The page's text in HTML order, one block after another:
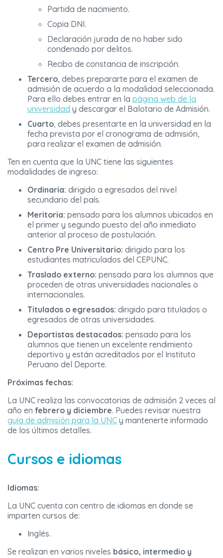
Partida de nacimiento.
Copia DNI.
Declaración jurada de no haber sido
condenado por delitos.
Recibo de constancia de inscripción.
Tercero, debes prepararte para el examen de
admisión de acuerdo a la modalidad seleccionada.
Para ello debes entrar en la página web de la
universidad y descargar el Balotario de Admisión.
Cuarto, debes presentarte en la universidad en la
fecha prevista por el cronograma de admisión,
para realizar el examen de admisión.
Ten en cuenta que la UNC tiene las siguientes
modalidades de ingreso:
Ordinaria: dirigido a egresados del nivel
secundario del país.
Meritoria: pensado para los alumnos ubicados en
el primer y segundo puesto del año inmediato
anterior al proceso de postulación.
Centro Pre Universitario: dirigido para los
estudiantes matriculados del CEPUNC.
Traslado externo: pensado para los alumnos que
proceden de otras universidades nacionales o
internacionales.
Titulados o egresados: dirigido para titulados o
egresados de otras universidades.
Deportistas destacados: pensado para los
alumnos que tienen un excelente rendimiento
deportivo y están acreditados por el Instituto
Peruano del Deporte.
Próximas fechas:
La UNC realiza las convocatorias de admisión 2 veces al
año en febrero y diciembre. Puedes revisar nuestra
guía de admisión para la UNC y mantenerte informado
de los últimos detalles.
Cursos e idiomas
Idiomas:
La UNC cuenta con centro de idiomas en donde se
imparten cursos de:
Inglés.
Se realizan en varios niveles básico, intermedio y